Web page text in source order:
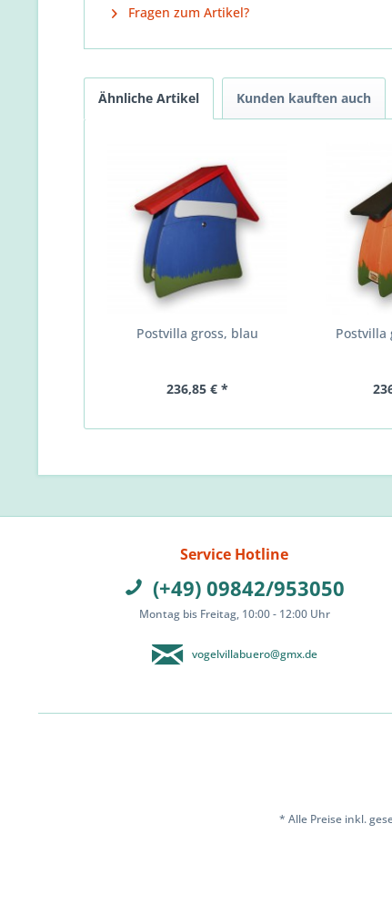
Fragen zum Artikel?
Ähnliche Artikel Kunden kauften auch
Postvilla gross, blau
236,85 € *
Postvilla
Service Hotline
(+49) 09842/953050
Montag bis Freitag, 10:00 - 12:00 Uhr
vogelvillabuero@gmx.de
* Alle Preise inkl.